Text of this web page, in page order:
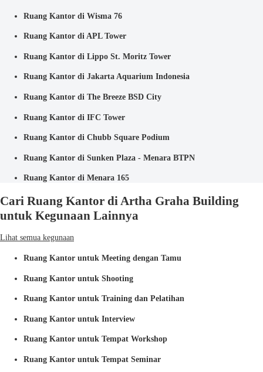
Ruang Kantor di Wisma 76
Ruang Kantor di APL Tower
Ruang Kantor di Lippo St. Moritz Tower
Ruang Kantor di Jakarta Aquarium Indonesia
Ruang Kantor di The Breeze BSD City
Ruang Kantor di IFC Tower
Ruang Kantor di Chubb Square Podium
Ruang Kantor di Sunken Plaza - Menara BTPN
Ruang Kantor di Menara 165
Cari Ruang Kantor di Artha Graha Building
untuk Kegunaan Lainnya
Lihat semua kegunaan
Ruang Kantor untuk Meeting dengan Tamu
Ruang Kantor untuk Shooting
Ruang Kantor untuk Training dan Pelatihan
Ruang Kantor untuk Interview
Ruang Kantor untuk Tempat Workshop
Ruang Kantor untuk Tempat Seminar